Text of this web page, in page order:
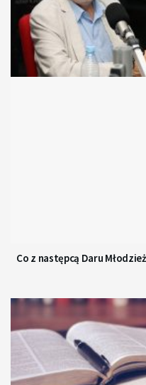
Co z następcą Daru